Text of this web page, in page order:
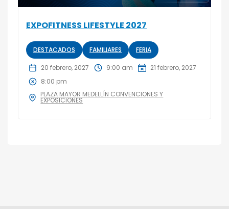
EXPOFITNESS LIFESTYLE 2027
DESTACADOS FAMILIARES FERIA
20 febrero, 2027 9:00 am
21 febrero, 2027
8:00 pm
PLAZA MAYOR MEDELLÍN CONVENCIONES Y
EXPOSICIONES